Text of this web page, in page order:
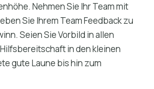
Nehmen Sie Ihr Team mit
Sie Ihrem Team Feedback zu
Seien Sie Vorbild in allen
in den kleinen
gute Laune bis hin zum